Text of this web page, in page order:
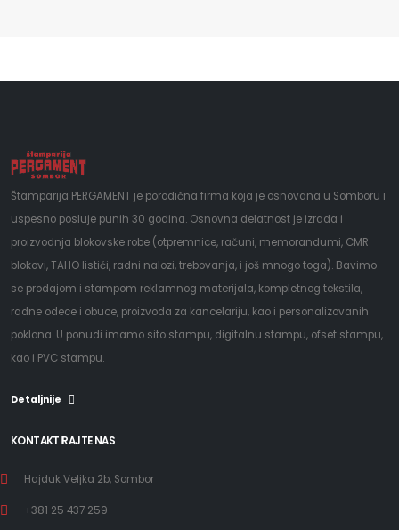
Štamparija PERGAMENT je porodična firma koja je osnovana u Somboru i
uspesno posluje punih 30 godina. Osnovna delatnost je izrada i
proizvodnja blokovske robe (otpremnice, računi, memorandumi, CMR
blokovi, TAHO listići, radni nalozi, trebovanja, i još mnogo toga). Bavimo
se prodajom i stampom reklamnog materijala, kompletnog tekstila,
radne odece i obuce, proizvoda za kancelariju, kao i personalizovanih
poklona. U ponudi imamo sito stampu, digitalnu stampu, ofset stampu,
kao i PVC stampu.
Detaljnije
KONTAKTIRAJTE NAS
Hajduk Veljka 2b, Sombor
+381 25 437 259